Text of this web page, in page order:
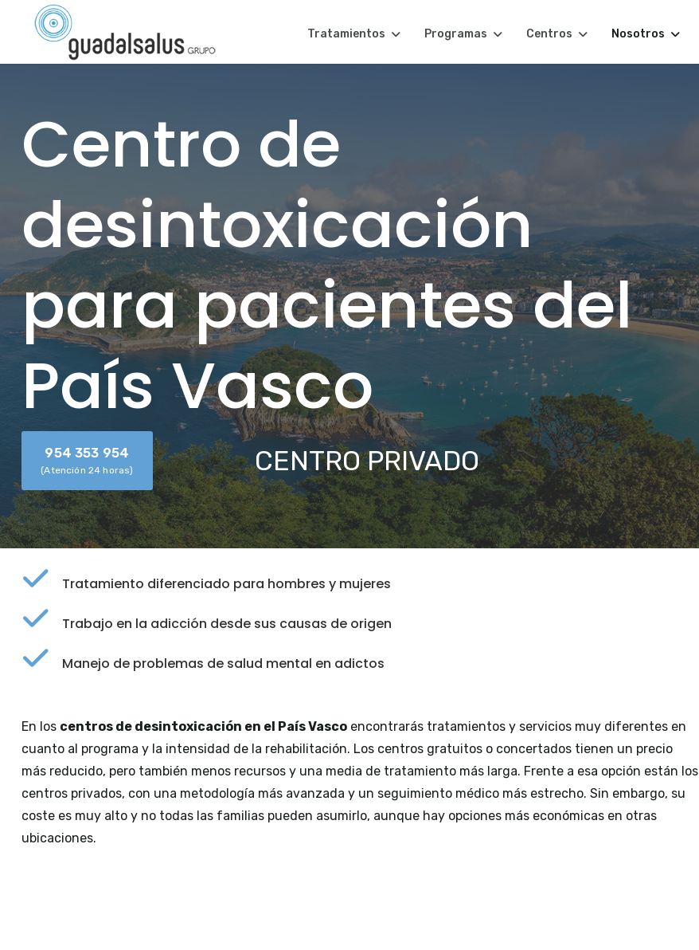
Tratamientos Programas Centros Nosotros
Centro de
desintoxicación
para pacientes del
País Vasco
954 353 954
(Atención 24 horas) CENTRO PRIVADO
Tratamiento diferenciado para hombres y mujeres
Trabajo en la adicción desde sus causas de origen
Manejo de problemas de salud mental en adictos
En los centros de desintoxicación en el País Vasco encontrarás tratamientos y servicios muy diferentes en
cuanto al programa y la intensidad de la rehabilitación. Los centros gratuitos o concertados tienen un precio
más reducido, pero también menos recursos y una media de tratamiento más larga. Frente a esa opción están los
centros privados, con una metodología más avanzada y un seguimiento médico más estrecho. Sin embargo, su
coste es muy alto y no todas las familias pueden asumirlo, aunque hay opciones más económicas en otras
ubicaciones.